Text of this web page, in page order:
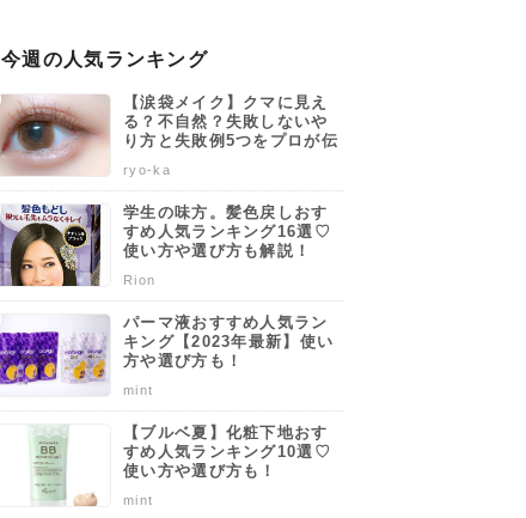
今週の人気ランキング
【涙袋メイク】クマに見え
る？不自然？失敗しないや
り方と失敗例5つをプロが伝
ryo-ka
学生の味方。髪色戻しおす
すめ人気ランキング16選♡
使い方や選び方も解説！
Rion
パーマ液おすすめ人気ラン
キング【2023年最新】使い
方や選び方も！
mint
【ブルベ夏】化粧下地おす
すめ人気ランキング10選♡
使い方や選び方も！
mint